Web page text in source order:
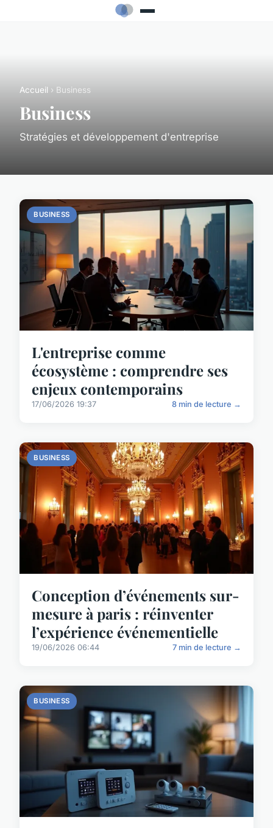
Accueil › Business
Business
Stratégies et développement d'entreprise
BUSINESS
L'entreprise comme
écosystème : comprendre ses
enjeux contemporains
17/06/2026 19:37 8 min de lecture →
BUSINESS
Conception d’événements sur-
mesure à paris : réinventer
l’expérience événementielle
19/06/2026 06:44 7 min de lecture →
BUSINESS